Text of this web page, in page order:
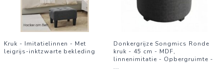
Kruk - Imitatielinnen - Met
leigrijs-inktzwarte bekleding
Donkergrijze Songmics Ronde
kruk - 45 cm - MDF,
linnenimitatie - Opbergruimte -
...